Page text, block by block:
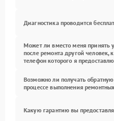
Диагностика проводится
Может ли вместо меня принять
после ремонта другой человек,
телефон которого я
Возможно ли получать обратную
процессе выполнения
Какую гарантию вы